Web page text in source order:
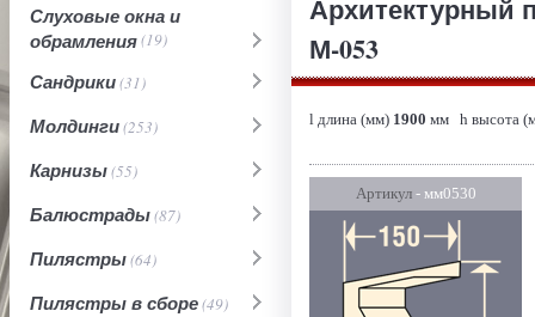
Слуховые окна и
обрамления(19)
Сандрики(31)
Молдинги(253)
Карнизы(55)
Балюстрады(87)
Пилястры(64)
Пилястры в сборе(49)
Архитектурный
М-053
l длина (мм) 1900 мм h высота
Артикул- мм0530